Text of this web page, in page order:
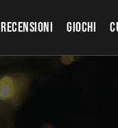
RECENSIONI GIOCHI